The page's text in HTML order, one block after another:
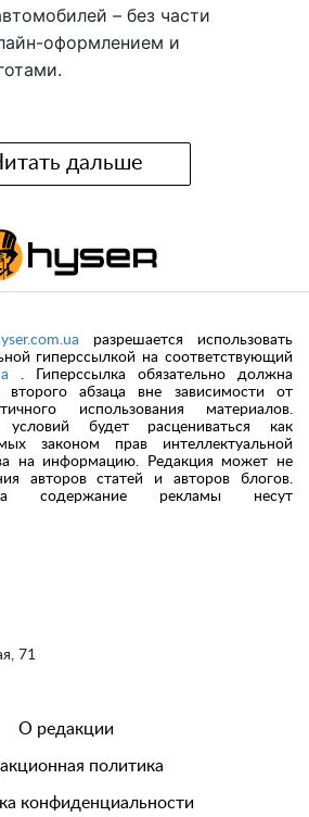
– без части
оформлением и
дальше
71
разрешается использовать
гиперссылкой на соответствующий
. Гиперссылка обязательно должна
абзаца вне зависимости от
использования материалов.
будет расцениваться как
законом прав интеллектуальной
на информацию. Редакция может не
авторов статей и авторов блогов.
за содержание рекламы несут
О редакции
политика
конфиденциальности